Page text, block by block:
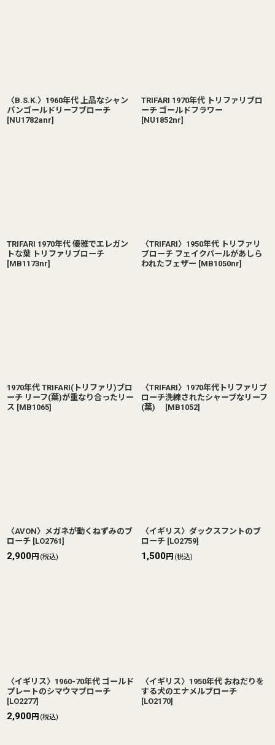
〈B.S.K.〉1960年代 上品なシャン
パンゴールドリーフブローチ
[NU1782anr]
TRIFARI 1970年代 トリファリブロ
ーチ ゴールドフラワー
[NU1852nr]
TRIFARI 1970年代 優雅でエレガン
トな葉 トリファリブローチ
[MB1173nr]
〈TRIFARI〉1950年代 トリファリ
ブローチ フェイクパールがあしら
われたフェザー [MB1050nr]
1970年代 TRIFARI(トリファリ)ブロ
ーチ リーフ(葉)が重なり合ったリー
ス [MB1065]
〈TRIFARI〉1970年代トリファリブ
ローチ洗練されたシャープなリーフ
(葉)
[MB1052]
〈AVON〉メガネが動くねずみのブ
ローチ [LO2761]
2,900円 (税込)
〈イギリス〉ダックスフントのブ
ローチ [LO2759]
1,500円 (税込)
〈イギリス〉1960-70年代 ゴールド
プレートのシマウマブローチ
[LO2277]
2,900円 (税込)
〈イギリス〉1950年代 おねだりを
する犬のエナメルブローチ
[LO2170]